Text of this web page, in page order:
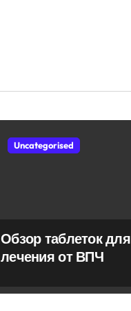
Uncategorised
Обзор таблеток для
лечения от ВПЧ